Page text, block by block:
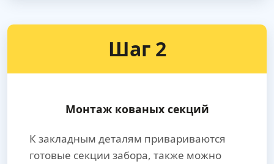
Шаг 2
Монтаж кованых секций
К закладным деталям привариваются
готовые секции забора, также можно